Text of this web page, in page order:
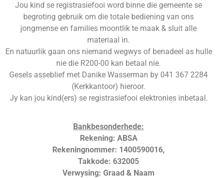
Jou kind se registrasiefooi word binne die gemeente se
begroting gebruik om die totale bediening van ons
jongmense en families moontlik te maak & sluit alle
materiaal in.
En natuurlik gaan ons niemand wegwys of benadeel as hulle
nie die R200-00 kan betaal nie.
Gesels asseblief met Danike Wasserman by 041 367 2284
(Kerkkantoor) hieroor.
Jy kan jou kind(ers) se registrasiefooi elektronies inbetaal.
Bankbesonderhede:
Rekening: ABSA
Rekeningnommer: 1400590016,
Takkode: 632005
Verwysing: Graad & Naam